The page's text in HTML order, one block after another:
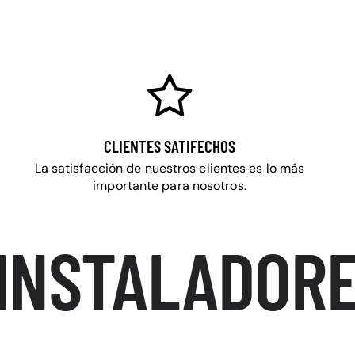
CLIENTES SATIFECHOS
La satisfacción de nuestros clientes es lo más
importante para nosotros.